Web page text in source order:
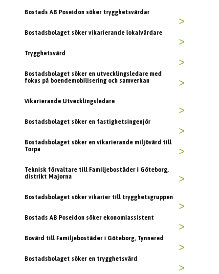
Bostads AB Poseidon söker trygghetsvärdar
>
Bostadsbolaget söker vikarierande lokalvårdare
>
Trygghetsvärd
>
Bostadsbolaget söker en utvecklingsledare med
fokus på boendemobilisering och samverkan
>
Vikarierande Utvecklingsledare
>
Bostadsbolaget söker en fastighetsingenjör
>
Bostadsbolaget söker en vikarierande miljövärd till
Torpa
>
Teknisk förvaltare till Familjebostäder i Göteborg,
distrikt Majorna
>
Bostadsbolaget söker vikarier till trygghetsgruppen
>
Bostads AB Poseidon söker ekonomiassistent
>
Bovärd till Familjebostäder i Göteborg, Tynnered
>
Bostadsbolaget söker en trygghetsvärd
>